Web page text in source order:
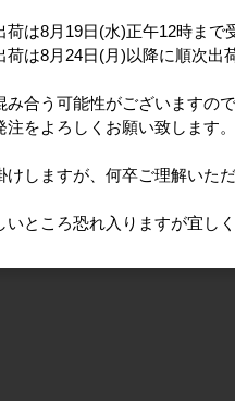
miffy ミッフィー たのし
い食卓 エコバッグ
荷は8月19日(水)正午12時まで
荷は8月24日(月)以降に順次出
み合う可能性がございますので
注をよろしくお願い致します。
けしますが、何卒ご理解いた
いところ恐れ入りますが宜し